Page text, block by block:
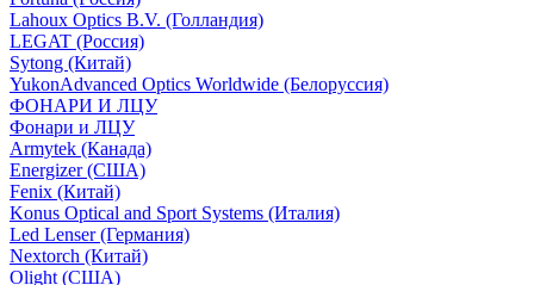
Lahoux Optics B.V. (Голландия)
LEGAT (Россия)
Sytong (Китай)
YukonAdvanced Optics Worldwide (Белоруссия)
ФОНАРИ И ЛЦУ
Фонари и ЛЦУ
Armytek (Канада)
Energizer (США)
Fenix (Китай)
Konus Optical and Sport Systems (Италия)
Led Lenser (Германия)
Nextorch (Китай)
Olight (США)